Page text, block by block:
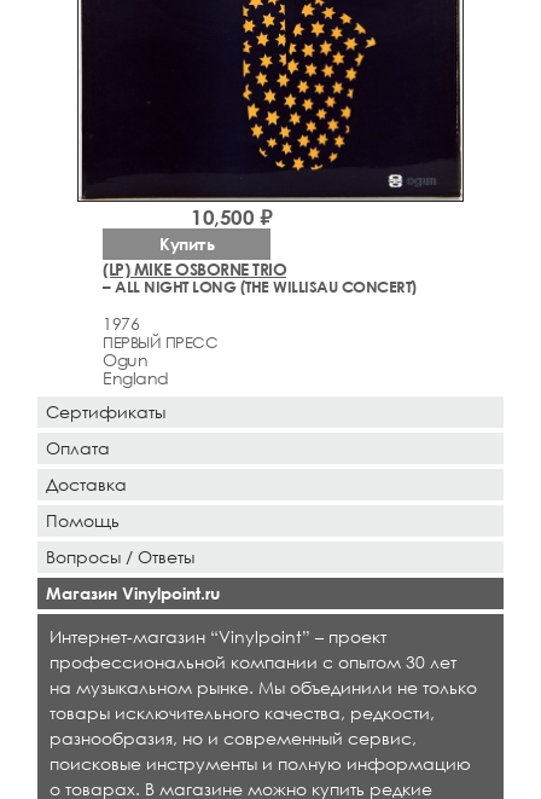
(LP) MIKE OSBORNE TRIO
– ALL NIGHT LONG (THE WILLISAU CONCERT)
1976
ПЕРВЫЙ ПРЕСС
Ogun
England
10,500 ₽
Купить
Сертификаты
Оплата
Доставка
Помощь
Вопросы / Ответы
Магазин Vinylpoint.ru
Интернет-магазин “Vinylpoint” – проект
профессиональной компании с опытом 30 лет
на музыкальном рынке. Мы объединили не только
товары исключительного качества, редкости,
разнообразия, но и современный сервис,
поисковые инструменты и полную информацию
о товарах. В магазине можно купить редкие